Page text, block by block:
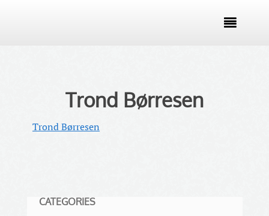

Trond Børresen
Trond Børresen
CATEGORIES